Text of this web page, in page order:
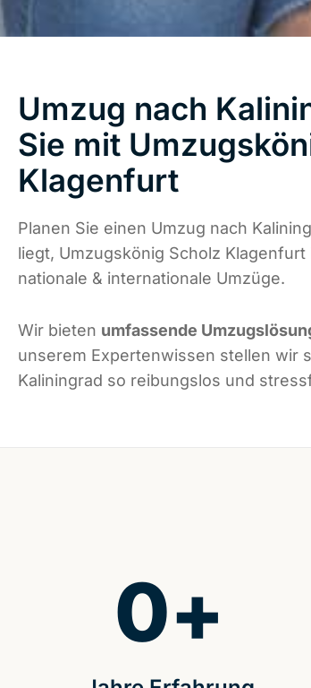
Umzug nach
Sie mit
Klagenfurt
Planen Sie einen Umzug nach
liegt, Umzugskönig Scholz Klagenfurt
nationale & internationale Umzüge.
Wir bieten umfassende
unserem Expertenwissen stellen wir
Kaliningrad so reibungslos und
0+